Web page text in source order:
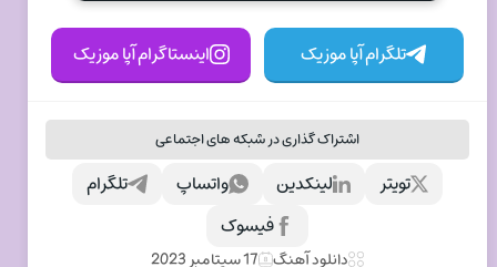
تلگرام آپا موزیک اینستاگرام آپا موزیک
اشتراک گذاری در شبکه های اجتماعی
تلگرام واتساپ لینکدین
تویتر
فیسوک
دانلود آهنگ 17 سپتامبر 2023